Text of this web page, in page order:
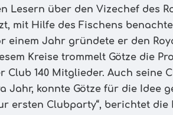
Lesern über den Vizechef des
mit Hilfe des Fischens
einem Jahr gründete er den
Kreise trommelt Götze die
140 Mitglieder. Auch seine
Jahr, konnte Götze für die Idee
ersten Clubparty“, berichtet die